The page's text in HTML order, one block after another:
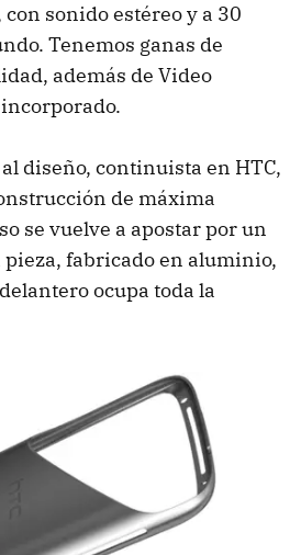
con sonido estéreo y a 30
Tenemos ganas de
además de Video
diseño, continuista en HTC,
de máxima
se vuelve a apostar por un
pieza, fabricado en aluminio,
ocupa toda la